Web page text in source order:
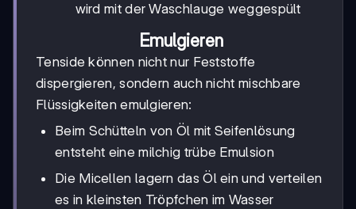
wird mit der Waschlauge weggespült
Emulgieren
Tenside können nicht nur Feststoffe
dispergieren, sondern auch nicht mischbare
Flüssigkeiten emulgieren:
Beim Schütteln von Öl mit Seifenlösung
entsteht eine milchig trübe Emulsion
Die Micellen lagern das Öl ein und verteilen
es in kleinsten Tröpfchen im Wasser